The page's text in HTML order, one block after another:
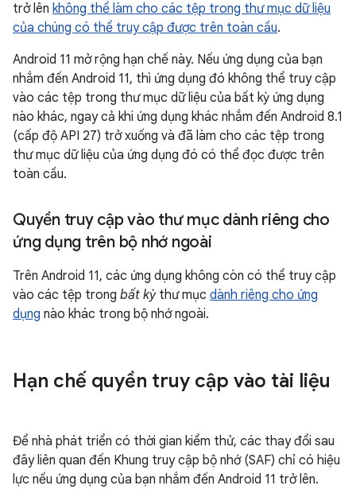
trở lên không thể làm cho các tệp trong thư mục dữ liệu
của chúng có thể truy cập được trên toàn cầu.
Android 11 mở rộng hạn chế này. Nếu ứng dụng của bạn
nhắm đến Android 11, thì ứng dụng đó không thể truy cập
vào các tệp trong thư mục dữ liệu của bất kỳ ứng dụng
nào khác, ngay cả khi ứng dụng khác nhắm đến Android 8.1
(cấp độ API 27) trở xuống và đã làm cho các tệp trong
thư mục dữ liệu của ứng dụng đó có thể đọc được trên
toàn cầu.
Quyền truy cập vào thư mục dành riêng cho
ứng dụng trên bộ nhớ ngoài
Trên Android 11, các ứng dụng không còn có thể truy cập
vào các tệp trong bất kỳthư mục dành riêng cho ứng
dụng nào khác trong bộ nhớ ngoài.
Hạn chế quyền truy cập vào tài liệu
Để nhà phát triển có thời gian kiểm thử, các thay đổi sau
đây liên quan đến Khung truy cập bộ nhớ (SAF) chỉ có hiệu
lực nếu ứng dụng của bạn nhắm đến Android 11 trở lên.